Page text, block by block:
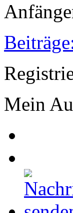
Mein